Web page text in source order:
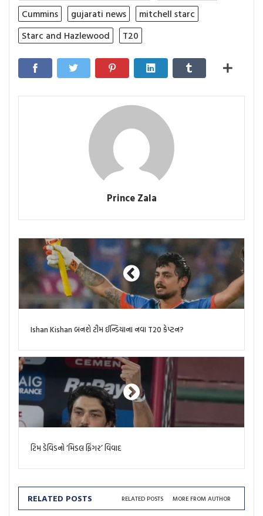
Cummins
gujarati news
mitchell starc
Starc and Hazlewood
T20
Prince Zala
Ishan Kishan બનશે ટીમ ઈન્ડિયાના નવા T20 કેપ્ટન?
ટિમ ડેવિડનો ‘મિડલ ફિંગર’ વિવાદ
RELATED POSTS RELATED POSTS MORE FROM AUTHOR